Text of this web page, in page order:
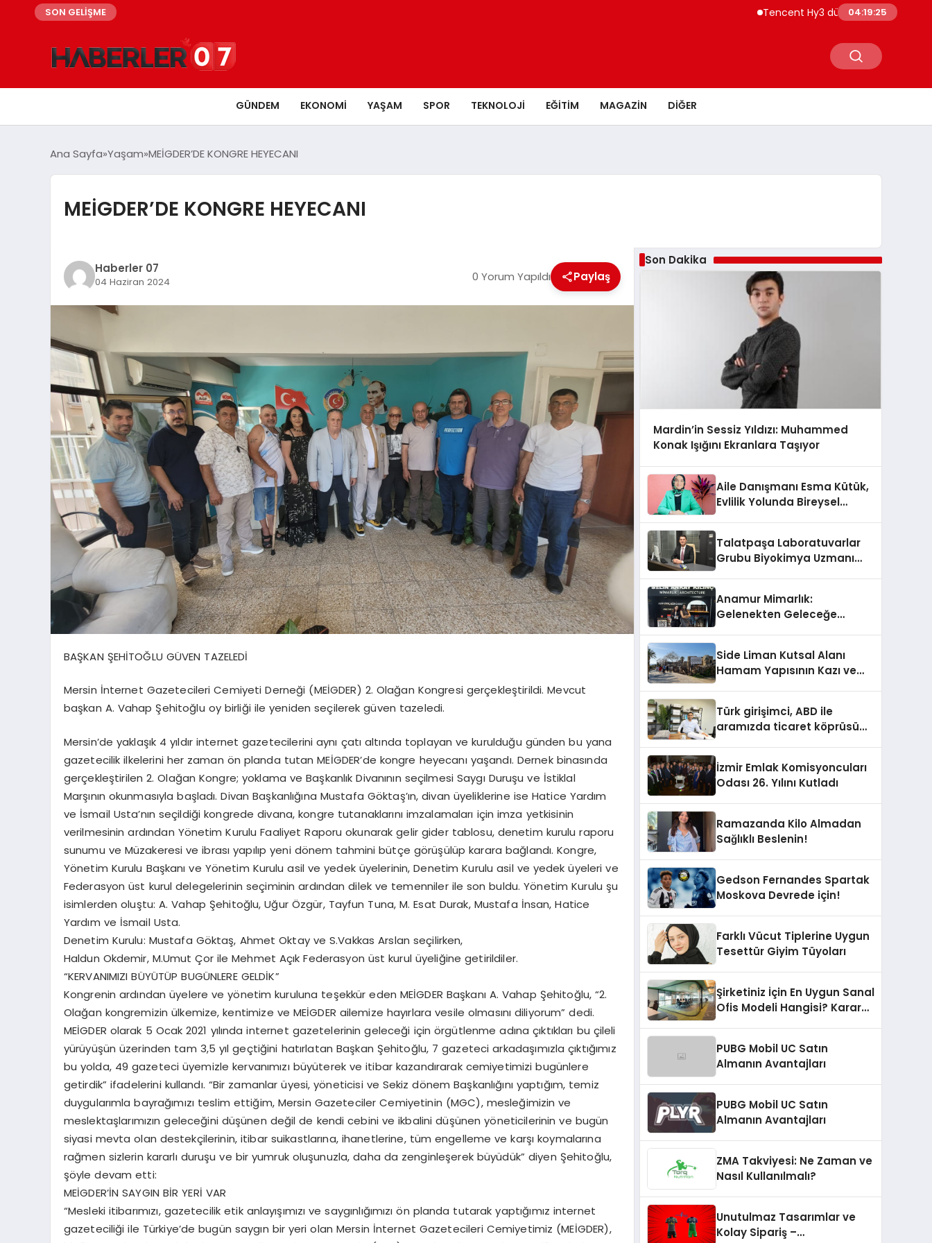
SON GELİŞME Tencent Hy3 dünya genelinde kullanıma
04:19:26
GÜNDEM EKONOMI YAŞAM SPOR TEKNOLOJI EĞITIM MAGAZIN DIĞER
Ana Sayfa Yaşam MEİGDER’DE KONGRE HEYECANI
MEİGDER’DE KONGRE HEYECANI
Haberler 07
04 Haziran 2024 0 Yorum Yapıldı Paylaş
BAŞKAN ŞEHİTOĞLU GÜVEN TAZELEDİ
Mersin İnternet Gazetecileri Cemiyeti Derneği (MEİGDER) 2. Olağan Kongresi gerçekleştirildi. Mevcut
başkan A. Vahap Şehitoğlu oy birliği ile yeniden seçilerek güven tazeledi.
Mersin’de yaklaşık 4 yıldır internet gazetecilerini aynı çatı altında toplayan ve kurulduğu günden bu yana
gazetecilik ilkelerini her zaman ön planda tutan MEİGDER’de kongre heyecanı yaşandı. Dernek binasında
gerçekleştirilen 2. Olağan Kongre; yoklama ve Başkanlık Divanının seçilmesi Saygı Duruşu ve İstiklal
Marşının okunmasıyla başladı. Divan Başkanlığına Mustafa Göktaş’ın, divan üyeliklerine ise Hatice Yardım
ve İsmail Usta’nın seçildiği kongrede divana, kongre tutanaklarını imzalamaları için imza yetkisinin
verilmesinin ardından Yönetim Kurulu Faaliyet Raporu okunarak gelir gider tablosu, denetim kurulu raporu
sunumu ve Müzakeresi ve ibrası yapılıp yeni dönem tahmini bütçe görüşülüp karara bağlandı. Kongre,
Yönetim Kurulu Başkanı ve Yönetim Kurulu asil ve yedek üyelerinin, Denetim Kurulu asil ve yedek üyeleri ve
Federasyon üst kurul delegelerinin seçiminin ardından dilek ve temenniler ile son buldu. Yönetim Kurulu şu
isimlerden oluştu: A. Vahap Şehitoğlu, Uğur Özgür, Tayfun Tuna, M. Esat Durak, Mustafa İnsan, Hatice
Yardım ve İsmail Usta.
Denetim Kurulu: Mustafa Göktaş, Ahmet Oktay ve S.Vakkas Arslan seçilirken,
Haldun Okdemir, M.Umut Çor ile Mehmet Açık Federasyon üst kurul üyeliğine getirildiler.
“KERVANIMIZI BÜYÜTÜP BUGÜNLERE GELDİK”
Kongrenin ardından üyelere ve yönetim kuruluna teşekkür eden MEİGDER Başkanı A. Vahap Şehitoğlu, “2.
Olağan kongremizin ülkemize, kentimize ve MEİGDER ailemize hayırlara vesile olmasını diliyorum” dedi.
MEİGDER olarak 5 Ocak 2021 yılında internet gazetelerinin geleceği için örgütlenme adına çıktıkları bu çileli
yürüyüşün üzerinden tam 3,5 yıl geçtiğini hatırlatan Başkan Şehitoğlu, 7 gazeteci arkadaşımızla çıktığımız
bu yolda, 49 gazeteci üyemizle kervanımızı büyüterek ve itibar kazandırarak cemiyetimizi bugünlere
getirdik” ifadelerini kullandı. “Bir zamanlar üyesi, yöneticisi ve Sekiz dönem Başkanlığını yaptığım, temiz
duygularımla bayrağımızı teslim ettiğim, Mersin Gazeteciler Cemiyetinin (MGC), mesleğimizin ve
meslektaşlarımızın geleceğini düşünen değil de kendi cebini ve ikbalini düşünen yöneticilerinin ve bugün
siyasi mevta olan destekçilerinin, itibar suikastlarına, ihanetlerine, tüm engelleme ve karşı koymalarına
rağmen sizlerin kararlı duruşu ve bir yumruk oluşunuzla, daha da zenginleşerek büyüdük” diyen Şehitoğlu,
şöyle devam etti:
MEİGDER’İN SAYGIN BİR YERİ VAR
“Mesleki itibarımızı, gazetecilik etik anlayışımızı ve saygınlığımızı ön planda tutarak yaptığımız internet
gazeteciliği ile Türkiye’de bugün saygın bir yeri olan Mersin İnternet Gazetecileri Cemiyetimiz (MEİGDER),
Son Dakika
Mardin’in Sessiz Yıldızı: Muhammed
Konak Işığını Ekranlara Taşıyor
Aile Danışmanı Esma Kütük,
Evlilik Yolunda Bireysel
Talatpaşa Laboratuvarlar
Grubu Biyokimya Uzmanı
Anamur Mimarlık:
Gelenekten Geleceğe
Side Liman Kutsal Alanı
Hamam Yapısının Kazı ve
Katkılarıyla Tamamlandı
Türk girişimci, ABD ile
aramızda ticaret köprüsü
İzmir Emlak Komisyoncuları
Odası 26. Yılını Kutladı
Ramazanda Kilo Almadan
Sağlıklı Beslenin!
Gedson Fernandes Spartak
Moskova Devrede için!
Farklı Vücut Tiplerine Uygun
Tesettür Giyim Tüyoları
Şirketiniz İçin En Uygun Sanal
Ofis Modeli Hangisi? Karar
PUBG Mobil UC Satın
Almanın Avantajları
PUBG Mobil UC Satın
Almanın Avantajları
ZMA Takviyesi: Ne Zaman ve
Nasıl Kullanılmalı?
Unutulmaz Tasarımlar ve
Kolay Sipariş –